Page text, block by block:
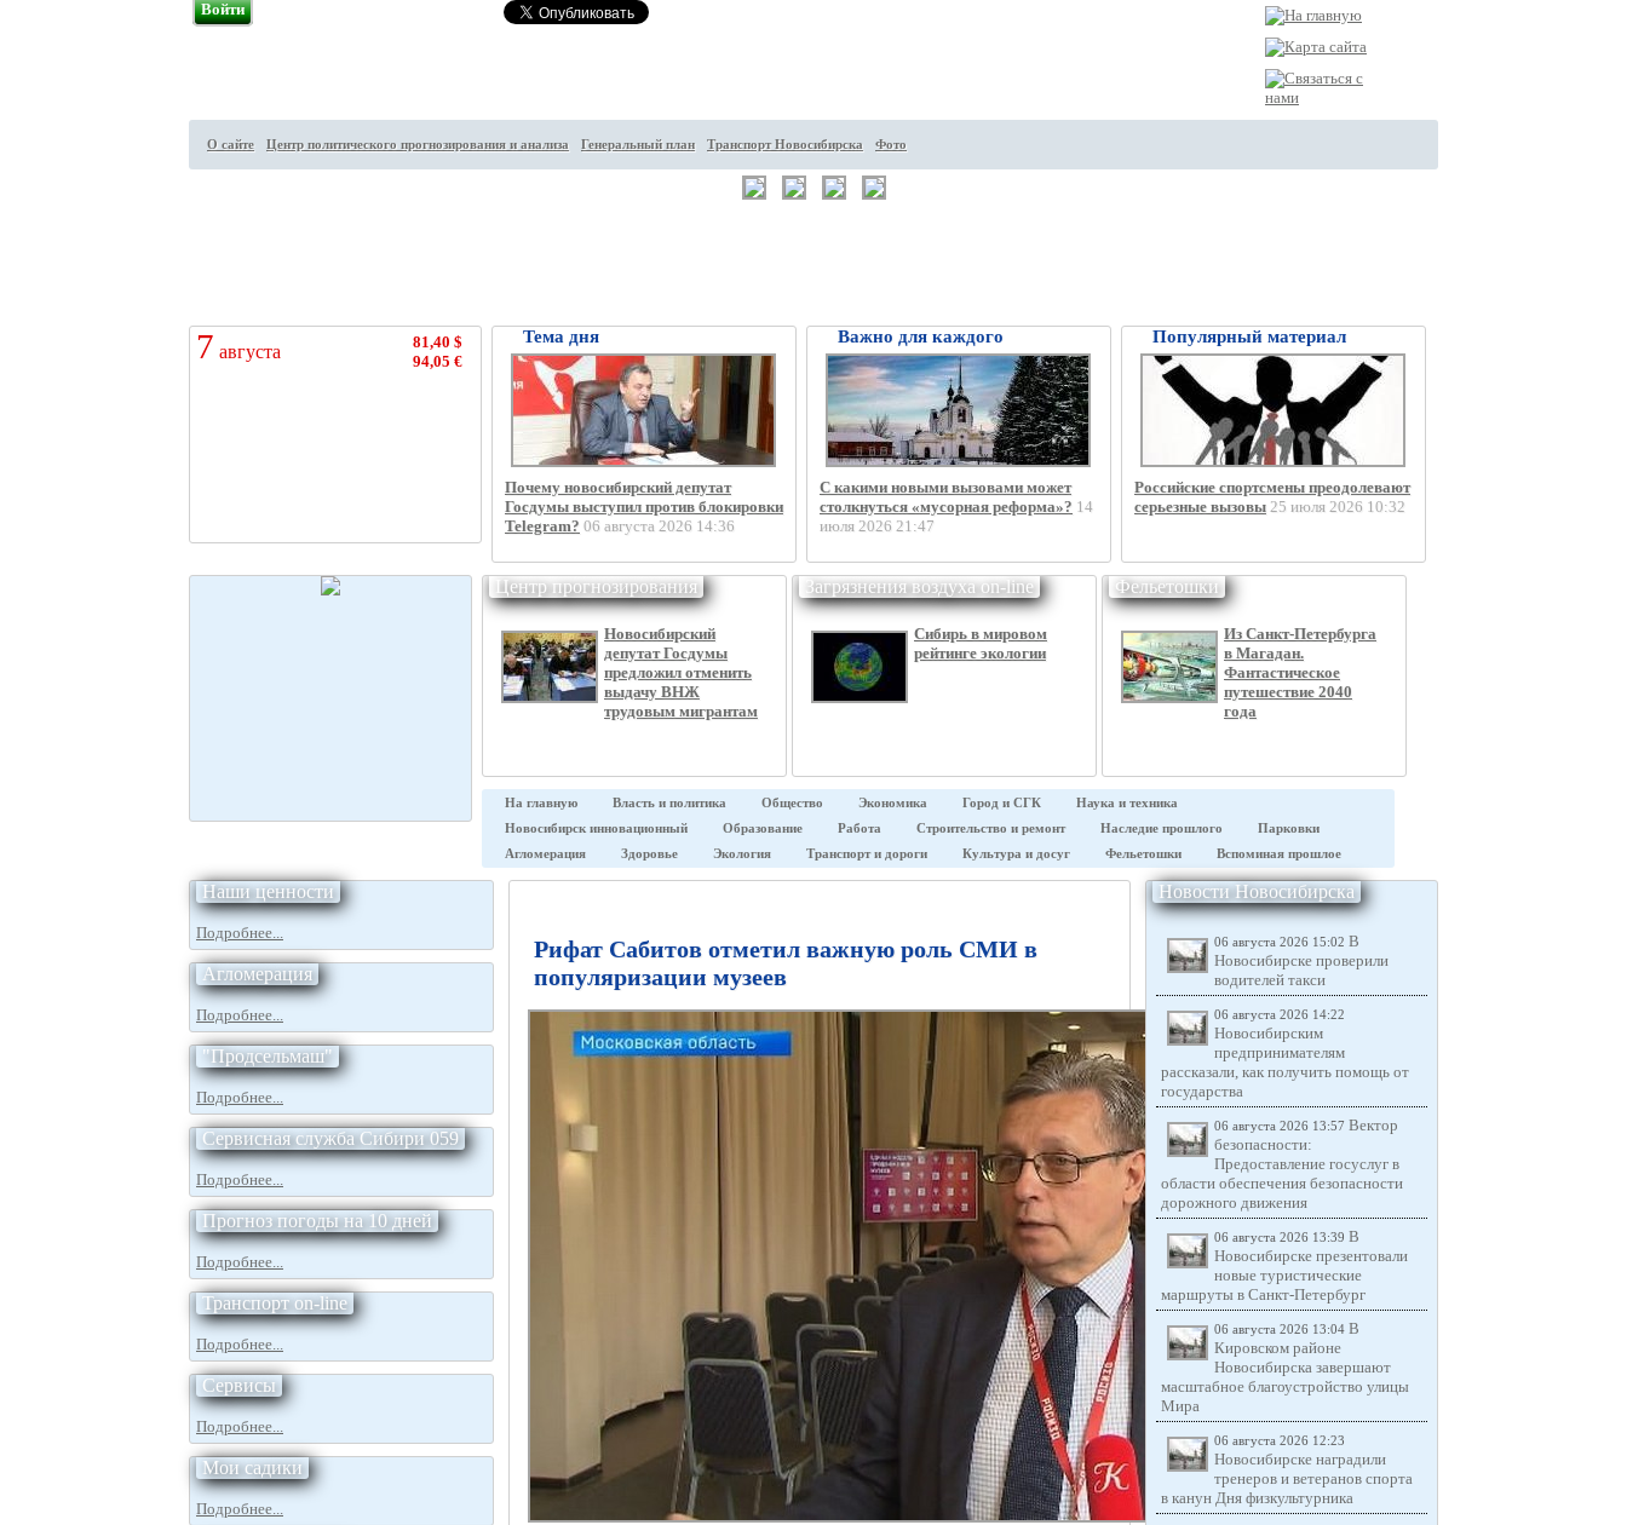
Войти
О сайте Центр политического прогнозирования и анализа Генеральный план Транспорт Новосибирска Фото
7 августа
81,40 $
94,05 €
Тема дня
Почему новосибирский депутат
Госдумы выступил против блокировки
Telegram? 06 августа 2026 14:36
Важно для каждого
С какими новыми вызовами может
столкнуться «мусорная реформа»? 14
июля 2026 21:47
Популярный материал
Российские спортсмены преодолевают
серьезные вызовы 25 июля 2026 10:32
Центр прогнозирования
Новосибирский
депутат Госдумы
предложил отменить
выдачу ВНЖ
трудовым мигрантам
Загрязнения воздуха on-line
Сибирь в мировом
рейтинге экологии
Фельетошки
Из Санкт-Петербурга
в Магадан.
Фантастическое
путешествие 2040
года
На главную Власть и политика Общество Экономика Город и СГК
Наука и техника
Новосибирск инновационный
Образование Работа Строительство и ремонт Наследие прошлого
Парковки
Агломерация
Здоровье Экология Транспорт и дороги Культура и досуг Фельетошки Вспоминая прошлое
Наши ценности
Подробнее...
Агломерация
Подробнее...
"Продсельмаш"
Подробнее...
Сервисная служба Сибири 059
Подробнее...
Прогноз погоды на 10 дней
Подробнее...
Транспорт on-line
Подробнее...
Сервисы
Подробнее...
Мои садики
Подробнее...
Рифат Сабитов отметил важную роль СМИ в
популяризации музеев
Новости Новосибирска
06 августа 2026 15:02 В
Новосибирске проверили
водителей такси
06 августа 2026 14:22
Новосибирским
предпринимателям
рассказали, как получить помощь от
государства
06 августа 2026 13:57 Вектор
безопасности:
Предоставление госуслуг в
области обеспечения безопасности
дорожного движения
06 августа 2026 13:39 В
Новосибирске презентовали
новые туристические
маршруты в Санкт-Петербург
06 августа 2026 13:04 В
Кировском районе
Новосибирска завершают
масштабное благоустройство улицы
Мира
06 августа 2026 12:23
Новосибирске наградили
тренеров и ветеранов спорта
в канун Дня физкультурника